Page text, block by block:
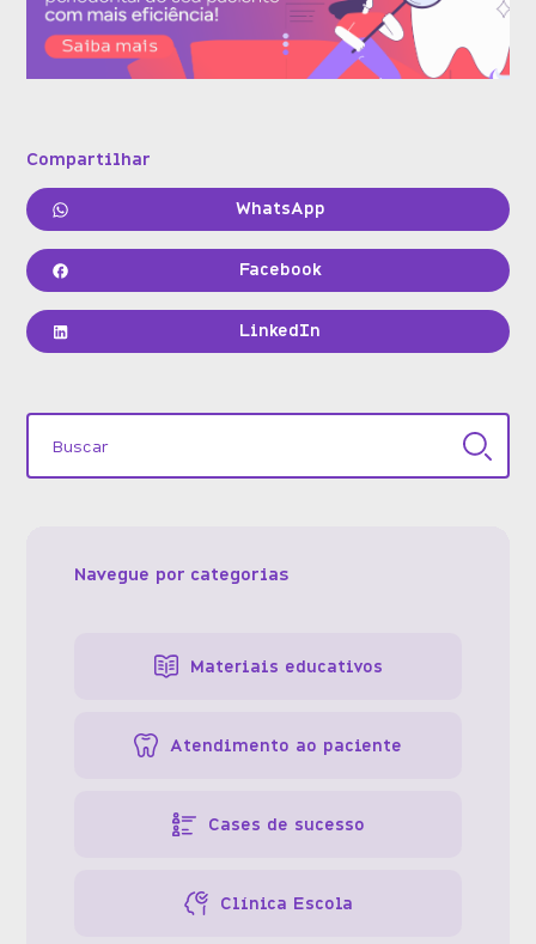
Compartilhar
WhatsApp
Facebook
LinkedIn
Navegue por categorias
Materiais educativos
Atendimento ao paciente
Cases de sucesso
Clínica Escola